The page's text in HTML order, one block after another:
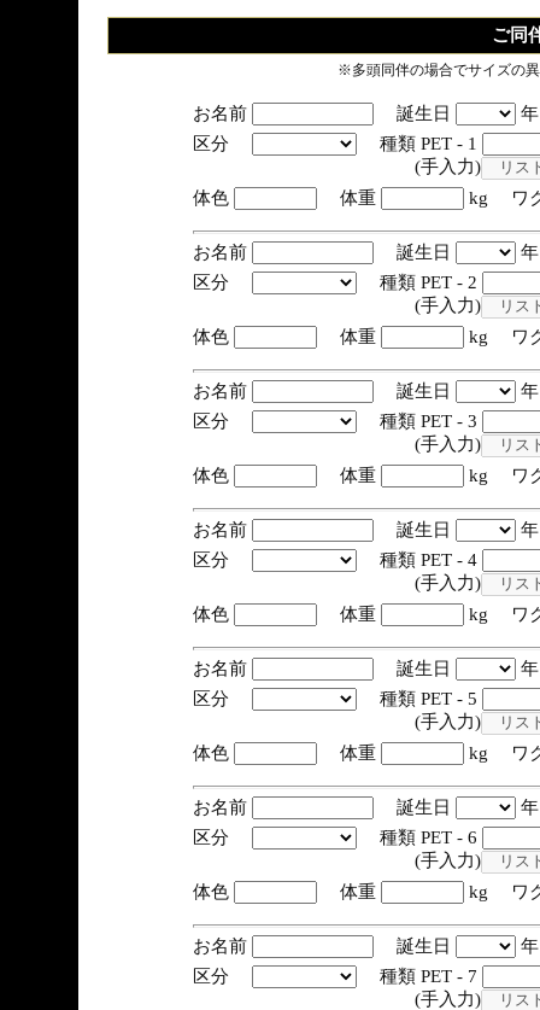
ご同
※多頭同伴の場合でサイズの
お名前 誕生日
区分
種類 PET - 1
(手入力)
体色
体重 kg ワ
お名前 誕生日
区分
種類 PET - 2
(手入力)
体色
体重 kg ワ
お名前 誕生日
区分
種類 PET - 3
(手入力)
体色
体重 kg ワ
お名前 誕生日
区分
種類 PET - 4
(手入力)
体色
体重 kg ワ
お名前 誕生日
区分
種類 PET - 5
(手入力)
体色
体重 kg ワ
お名前 誕生日
区分
種類 PET - 6
(手入力)
体色
体重 kg ワ
お名前 誕生日
区分
種類 PET - 7
(手入力)